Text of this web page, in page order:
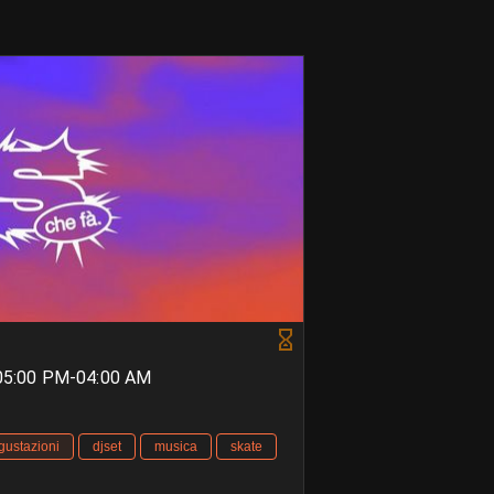
PM-04:00 AM
djset musica skate